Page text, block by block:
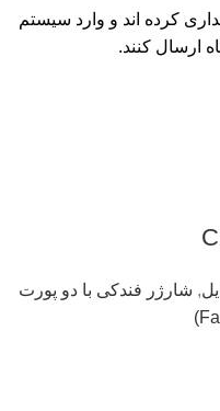
کرده اند و وارد سیستم
ارسال کنند.
, شارژر فندکی با دو پورت